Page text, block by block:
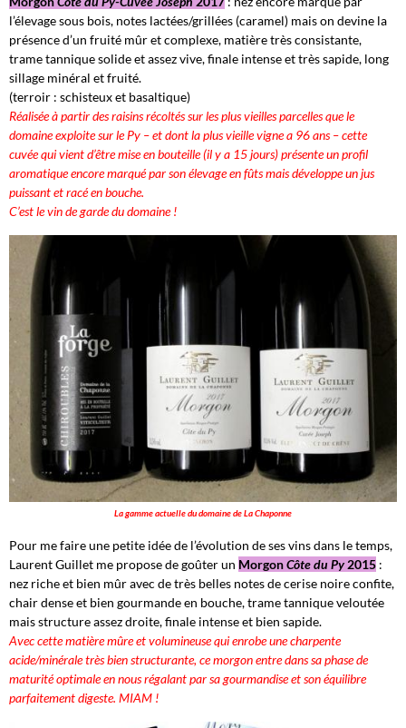
l’élevage sous bois, notes lactées/grillées (caramel) mais on devine la
présence d’un fruité mûr et complexe, matière très consistante,
trame tannique solide et assez vive, finale intense et très sapide, long
sillage minéral et fruité.
(terroir : schisteux et basaltique)
Réalisée à partir des raisins récoltés sur les plus vieilles parcelles que le
domaine exploite sur le Py – et dont la plus vieille vigne a 96 ans – cette
cuvée qui vient d’être mise en bouteille (il y a 15 jours) présente un profil
aromatique encore marqué par son élevage en fûts mais développe un jus
puissant et racé en bouche.
C’est le vin de garde du domaine !
La gamme actuelle du domaine de La Chaponne
Pour me faire une petite idée de l’évolution de ses vins dans le temps,
Laurent Guillet me propose de goûter un MorgonCôte du Py2015 :
nez riche et bien mûr avec de très belles notes de cerise noire confite,
chair dense et bien gourmande en bouche, trame tannique veloutée
mais structure assez droite, finale intense et bien sapide.
Avec cette matière mûre et volumineuse qui enrobe une charpente
acide/minérale très bien structurante, ce morgon entre dans sa phase de
maturité optimale en nous régalant par sa gourmandise et son équilibre
parfaitement digeste. MIAM !